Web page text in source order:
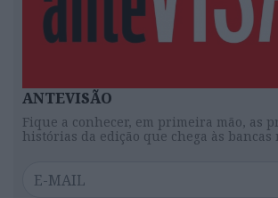
ANTEVISÃO
Fique a conhecer, em primeira mão, as
histórias da edição que chega às